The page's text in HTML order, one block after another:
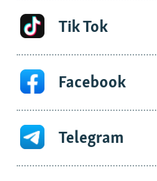
Tik Tok
Facebook
Telegram